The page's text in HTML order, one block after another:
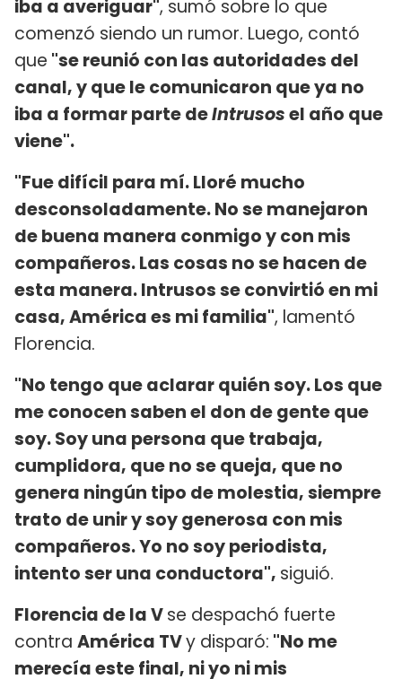
iba a averiguar", sumó sobre lo que
comenzó siendo un rumor. Luego, contó
que "se reunió con las autoridades del
canal, y que le comunicaron que ya no
iba a formar parte deIntrusosel año que
viene".
"Fue difícil para mí. Lloré mucho
desconsoladamente. No se manejaron
de buena manera conmigo y con mis
compañeros. Las cosas no se hacen de
esta manera. Intrusos se convirtió en mi
casa, América es mi familia", lamentó
Florencia.
"No tengo que aclarar quién soy. Los que
me conocen saben el don de gente que
soy. Soy una persona que trabaja,
cumplidora, que no se queja, que no
genera ningún tipo de molestia, siempre
trato de unir y soy generosa con mis
compañeros. Yo no soy periodista,
intento ser una conductora", siguió.
Florencia de la Vse despachó fuerte
contra América TVy disparó: "No me
merecía este final, ni yo ni mis